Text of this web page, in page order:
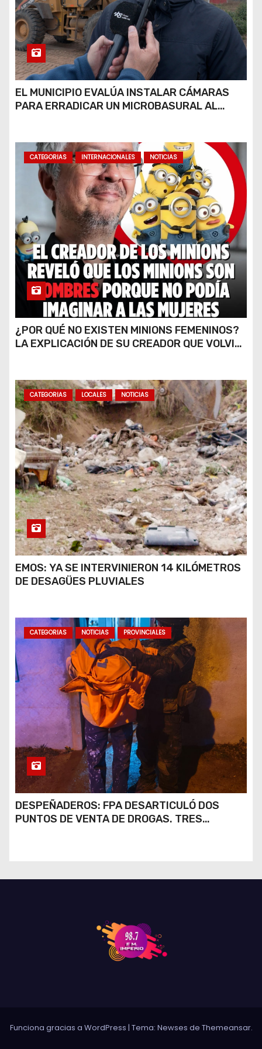
EL MUNICIPIO EVALÚA INSTALAR CÁMARAS
PARA ERRADICAR UN MICROBASURAL AL
CATEGORIAS INTERNACIONALES NOTICIAS
¿POR QUÉ NO EXISTEN MINIONS FEMENINOS?
LA EXPLICACIÓN DE SU CREADOR QUE VOLVIÓ
CATEGORIAS LOCALES NOTICIAS
EMOS: YA SE INTERVINIERON 14 KILÓMETROS
DE DESAGÜES PLUVIALES
CATEGORIAS NOTICIAS PROVINCIALES
DESPEÑADEROS: FPA DESARTICULÓ DOS
PUNTOS DE VENTA DE DROGAS. TRES
Funciona gracias a WordPress | Tema: Newses de Themeansar.